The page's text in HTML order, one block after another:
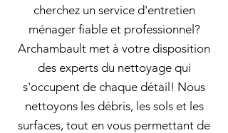
cherchez un service d'entretien
ménager fiable et professionnel?
Archambault met à votre disposition
des experts du nettoyage qui
s'occupent de chaque détail! Nous
nettoyons les débris, les sols et les
surfaces, tout en vous permettant de